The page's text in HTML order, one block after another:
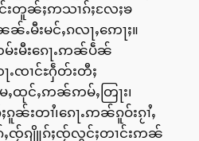
တူၼ်ႈဢသၢၵ်ႈလႄႈၶ
ႉမီးမင်ႇၵလႃႇဢေႃႈ။
မ်းမီးၵေႃႉဢၼ်ပဵၼ်
ႉၸၢင်ႊႁဵတ်းတီႈ
ထုင်ႇဢၼ်ဢမ်ႇတြႃး၊
းတၢႆ၊ၵေႃႉဢၼ်ၵူဝ်းၵႂၢႆႇ
ႇၸႂ်ၵျိူၵ်ႈၸႂ်လွင်ႈတၢင်းဢၼ်